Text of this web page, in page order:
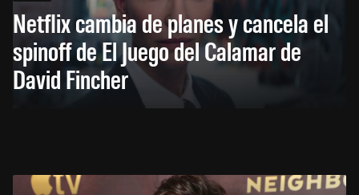
Netflix cambia de planes y cancela el
spinoff de El Juego del Calamar de
David Fincher